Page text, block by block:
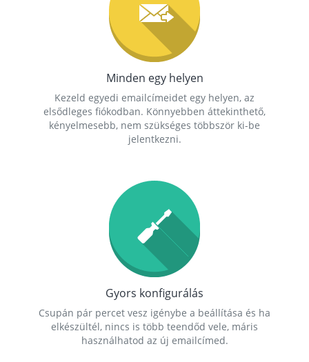
Minden egy helyen
Kezeld egyedi emailcímeidet egy helyen, az
elsődleges fiókodban. Könnyebben áttekinthető,
kényelmesebb, nem szükséges többször ki-be
jelentkezni.
Gyors konfigurálás
Csupán pár percet vesz igénybe a beállítása és ha
elkészültél, nincs is több teendőd vele, máris
használhatod az új emailcímed.